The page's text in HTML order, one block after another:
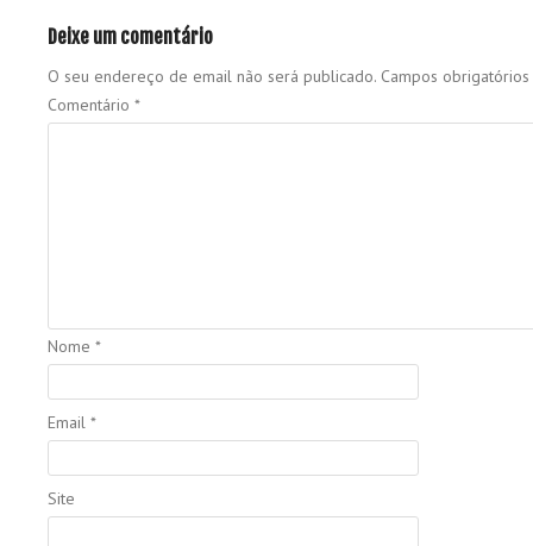
Deixe um comentário
O seu endereço de email não será publicado. Campos
Comentário *
Nome *
Email *
Site